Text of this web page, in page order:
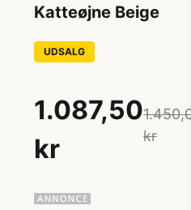
Katteøjne Beige
UDSALG
1.087,50
kr
kr